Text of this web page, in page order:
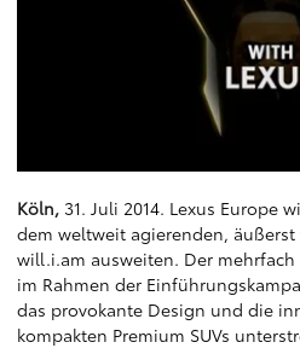
Köln, 31. Juli 2014. Lexus Europe
dem weltweit agierenden,
will.i.am ausweiten. Der
im Rahmen der
das provokante Design und die
kompakten Premium SUVs